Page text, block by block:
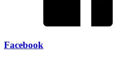
Facebook